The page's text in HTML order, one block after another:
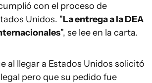
con el proceso de
Unidos. "La entrega a la DEA
", se lee en la carta.
al llegar a Estados Unidos solicitó
pero que su pedido fue